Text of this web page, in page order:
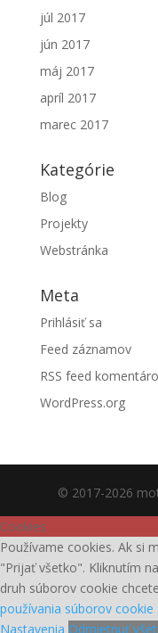
júl 2017
jún 2017
máj 2017
apríl 2017
marec 2017
Kategórie
Blog
Projekty
Webstránka
Meta
Prihlásiť sa
Feed záznamov
RSS feed
WordPress.org
© 2017-2026
Cookies
Používame cookies. Ak si
"Prijať všetko". Kliknutím
druh súborov cookie
používania súborov cookie
Nastavenia Odmietnuť